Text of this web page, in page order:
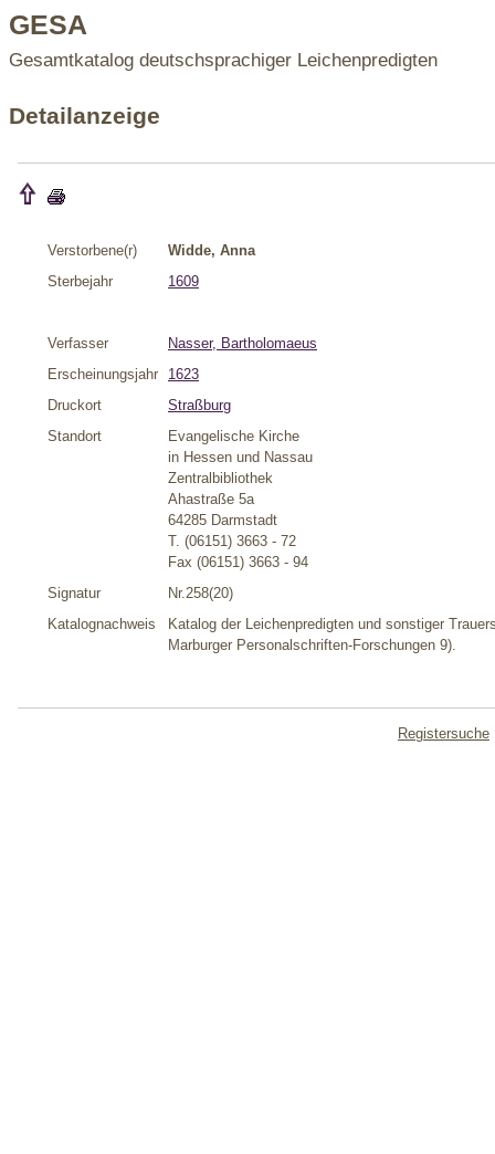
GESA
Gesamtkatalog deutschsprachiger Leichenpredigten
Detailanzeige
Verstorbene(r)
Widde, Anna
Sterbejahr
1609
Verfasser
Nasser, Bartholomaeus
Erscheinungsjahr
1623
Druckort
Straßburg
Standort
Evangelische Kirche
in Hessen und Nassau
Zentralbibliothek
Ahastraße 5a
64285 Darmstadt
T. (06151) 3663 - 72
Fax (06151) 3663 - 94
Signatur
Nr.258(20)
Katalognachweis
Katalog der Leichenpredigten und sonstiger
Marburger Personalschriften-Forschungen 9).
Registersuche